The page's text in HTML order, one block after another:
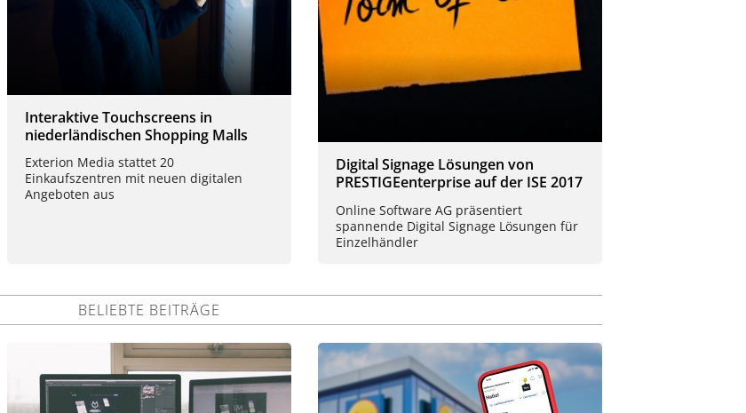
Interaktive Touchscreens in
niederländischen Shopping Malls
Exterion Media stattet 20
Einkaufszentren mit neuen digitalen
Angeboten aus
Digital Signage Lösungen von
PRESTIGEenterprise auf der ISE 2017
Online Software AG präsentiert
spannende Digital Signage Lösungen für
Einzelhändler
BELIEBTE BEITRÄGE